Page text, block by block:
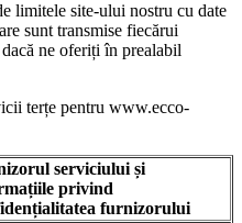
limitele site-ului nostru cu date
sunt transmise fiecărui
ne oferiți în prealabil
terțe pentru www.ecco-
serviciului și
privind
furnizorului